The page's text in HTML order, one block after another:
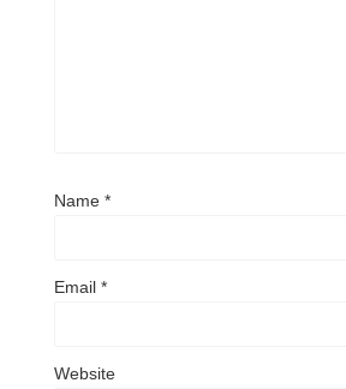
Name *
Email *
Website